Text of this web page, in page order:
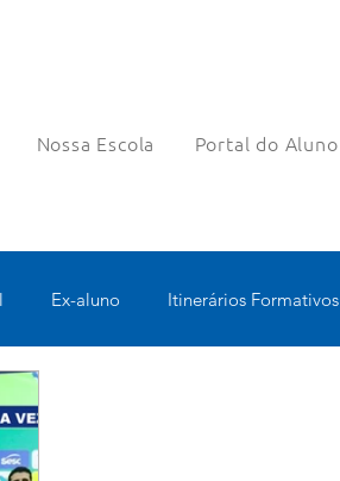
Nossa Escola Portal do Aluno
Ex-aluno Itinerários Formativos
Integral